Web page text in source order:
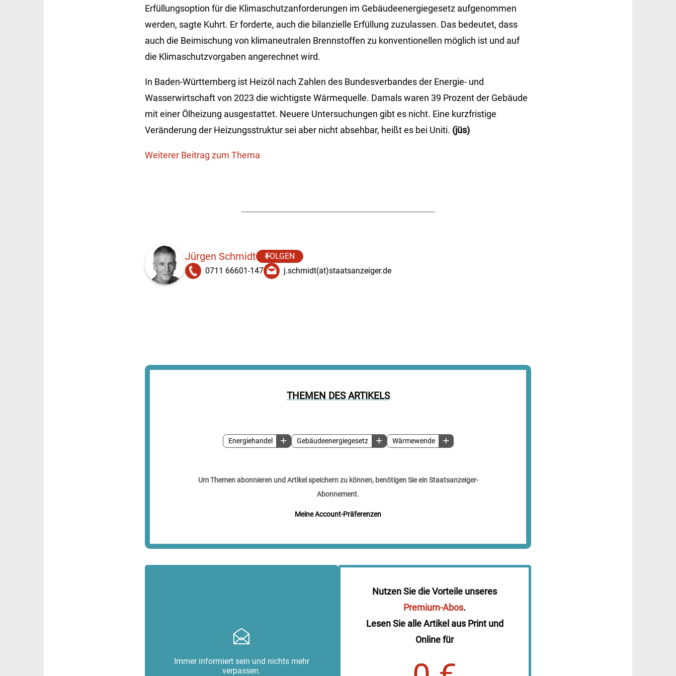
THEMEN DES ARTIKELS
Energiehandel Gebäudeenergiegesetz Wärmewende
Um Themen abonnieren und Artikel speichern zu können, benötigen Sie ein Staatsanzeiger-
Abonnement.
Meine Account-Präferenzen
Erfüllungsoption für die Klimaschutzanforderungen im Gebäudeenergiegesetz aufgenommen
werden, sagte Kuhrt. Er forderte, auch die bilanzielle Erfüllung zuzulassen. Das bedeutet, dass
auch die Beimischung von klimaneutralen Brennstoffen zu konventionellen möglich ist und auf
die Klimaschutzvorgaben angerechnet wird.
In Baden-Württemberg ist Heizöl nach Zahlen des Bundesverbandes der Energie- und
Wasserwirtschaft von 2023 die wichtigste Wärmequelle. Damals waren 39 Prozent der Gebäude
mit einer Ölheizung ausgestattet. Neuere Untersuchungen gibt es nicht. Eine kurzfristige
Veränderung der Heizungsstruktur sei aber nicht absehbar, heißt es bei Uniti. (jüs)
Weiterer Beitrag zum Thema
Jürgen Schmidt
FOLGEN
0711 66601-147
j.schmidt(at)staatsanzeiger.de
Immer informiert sein und nichts mehr
verpassen.
Nutzen Sie die Vorteile unseres
Premium-Abos.
Lesen Sie alle Artikel aus Print und
Online für